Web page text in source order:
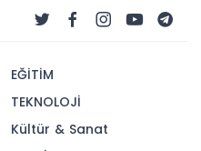
EĞİTİM
TEKNOLOJİ
Kültür & Sanat